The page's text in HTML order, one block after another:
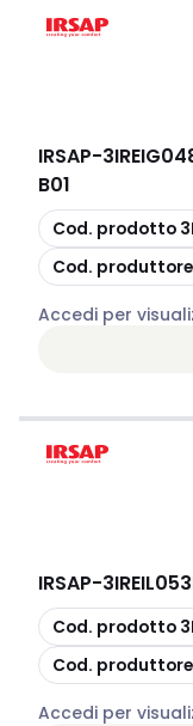
IRSAP-
B01
copia
Cod. prodotto
copia
Cod. produttore
Accedi per
IRSAP-
copia
Cod. prodotto
copia
Cod. produttore
Accedi per